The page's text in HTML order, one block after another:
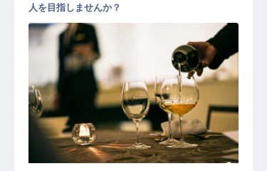
マネージャー・支配人（料飲部門）
/ 正社員
人を目指しませんか？